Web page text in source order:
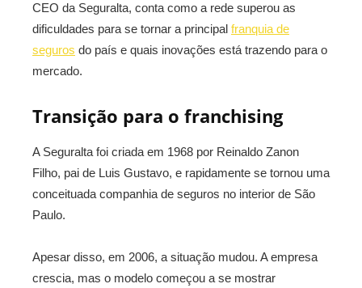
CEO da Seguralta, conta como a rede superou as
dificuldades para se tornar a principal franquia de
seguros do país e quais inovações está trazendo para o
mercado.
Transição para o franchising
A Seguralta foi criada em 1968 por Reinaldo Zanon
Filho, pai de Luis Gustavo, e rapidamente se tornou uma
conceituada companhia de seguros no interior de São
Paulo.
Apesar disso, em 2006, a situação mudou. A empresa
crescia, mas o modelo começou a se mostrar